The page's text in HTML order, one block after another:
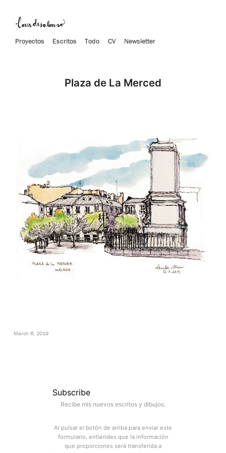
Proyectos Escritos Todo CV Newsletter
Plaza de La Merced
March 6, 2019
Subscribe
Recibe mis nuevos escritos y dibujos.
Al pulsar el botón de arriba para enviar este
formulario, entiendes que la información
que proporciones será transferida a